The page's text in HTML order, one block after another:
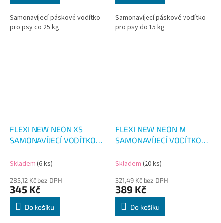
Samonavíjecí páskové vodítko
pro psy do 25 kg
Samonavíjecí páskové vodítko
pro psy do 15 kg
FLEXI NEW NEON XS
SAMONAVÍJECÍ VODÍTKO
Skladem (6 ks)
285,12 Kč bez DPH
345 Kč
Do košíku
FLEXI NEW NEON M
SAMONAVÍJECÍ VODÍTKO
Skladem (20 ks)
321,49 Kč bez DPH
389 Kč
Do košíku